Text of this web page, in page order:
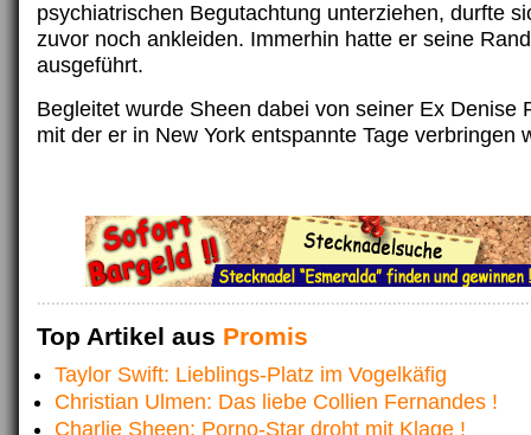
psychiatrischen Begutachtung unterziehen, durfte
zuvor noch ankleiden. Immerhin hatte er seine
ausgeführt.
Begleitet wurde Sheen dabei von seiner Ex Denise
mit der er in New York entspannte Tage verbringen
Top Artikel aus Promis
Taylor Swift: Lieblings-Platz im Vogelkäfig
Christian Ulmen: Das liebe Collien Fernandes !
Charlie Sheen: Porno-Star droht mit Klage !